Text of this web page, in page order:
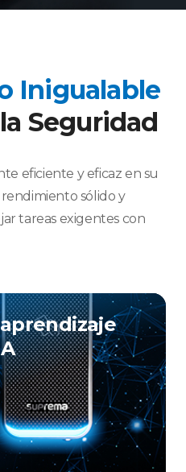
Inigualable
Seguridad​
eficiente y eficaz en su
sólido y
tareas exigentes con